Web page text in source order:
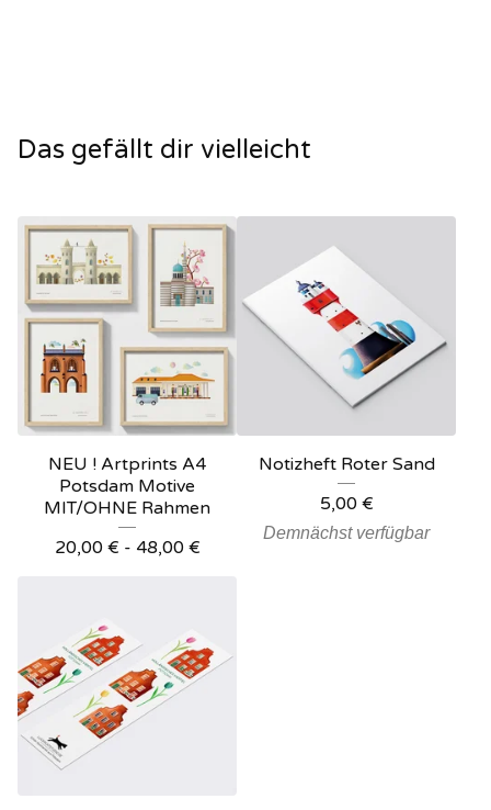
Das gefällt dir vielleicht
NEU ! Artprints A4
Potsdam Motive
MIT/OHNE Rahmen
20,00 € - 48,00 €
Notizheft Roter Sand
5,00 €
Demnächst verfügbar